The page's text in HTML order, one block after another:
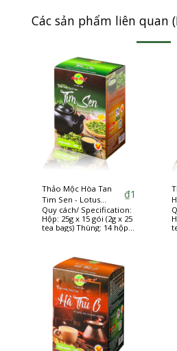
Các sản phẩm liên quan
Thảo Mộc Hòa Tan
Tim Sen - Lotus
Plumule instant herbs
₫1
Quy cách/ Specification:
Hộp: 25g x 15 gói (2g x 25
tea bags) Thùng: 14 hộp